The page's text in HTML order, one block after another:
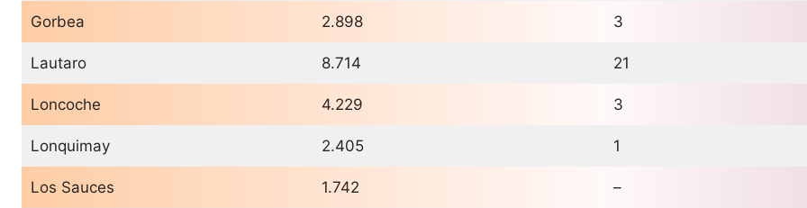
Gorbea 2.898 3
Lautaro 8.714 21
Loncoche 4.229 3
Lonquimay 2.405 1
Los Sauces 1.742 –